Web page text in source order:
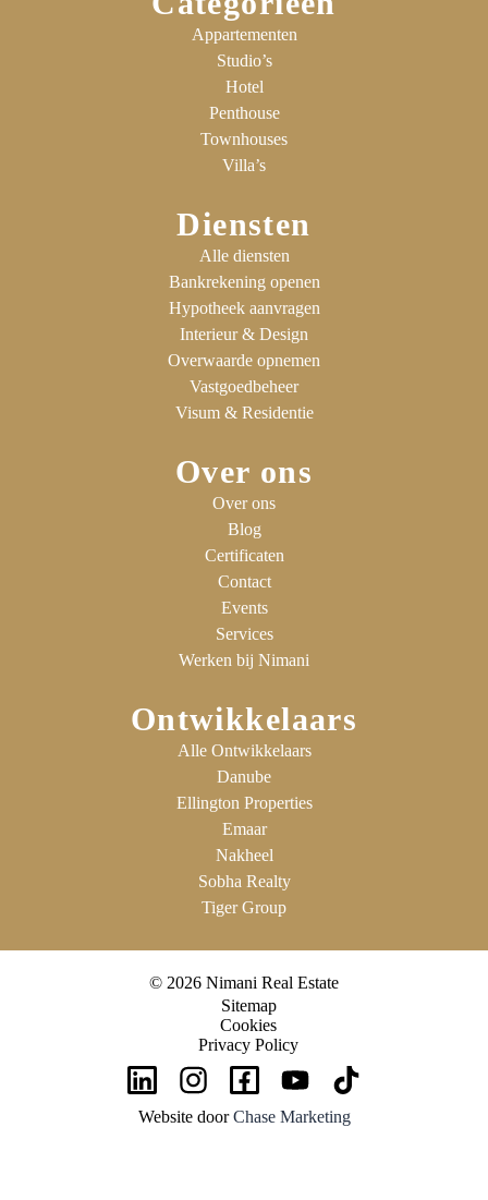
Appartementen
Studio’s
Hotel
Penthouse
Townhouses
Villa’s
Diensten
Alle diensten
Bankrekening openen
Hypotheek aanvragen
Interieur & Design
Overwaarde opnemen
Vastgoedbeheer
Visum & Residentie
Over ons
Over ons
Blog
Certificaten
Contact
Events
Services
Werken bij Nimani
Ontwikkelaars
Alle Ontwikkelaars
Danube
Ellington Properties
Emaar
Nakheel
Sobha Realty
Tiger Group
© 2026 Nimani Real Estate
Sitemap
Cookies
Privacy Policy
Website doorChase Marketing